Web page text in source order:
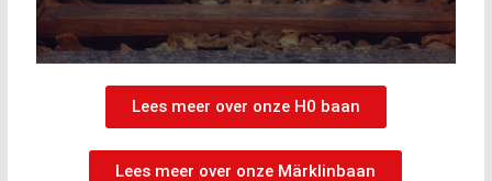
Lees meer over onze H0 baan
Lees meer over onze Märklinbaan